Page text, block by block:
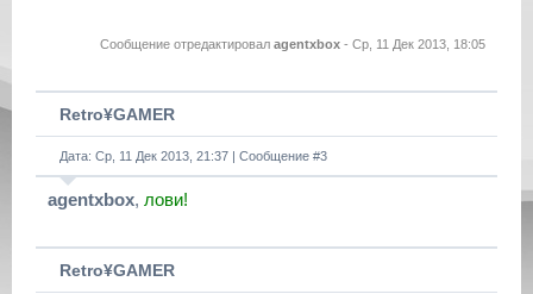
Сообщение отредактировал agentxbox - Ср, 11 Дек 2013, 18:05
Retro¥GAMER
Дата: Ср, 11 Дек 2013, 21:37 | Сообщение #3
agentxbox, лови!
Retro¥GAMER